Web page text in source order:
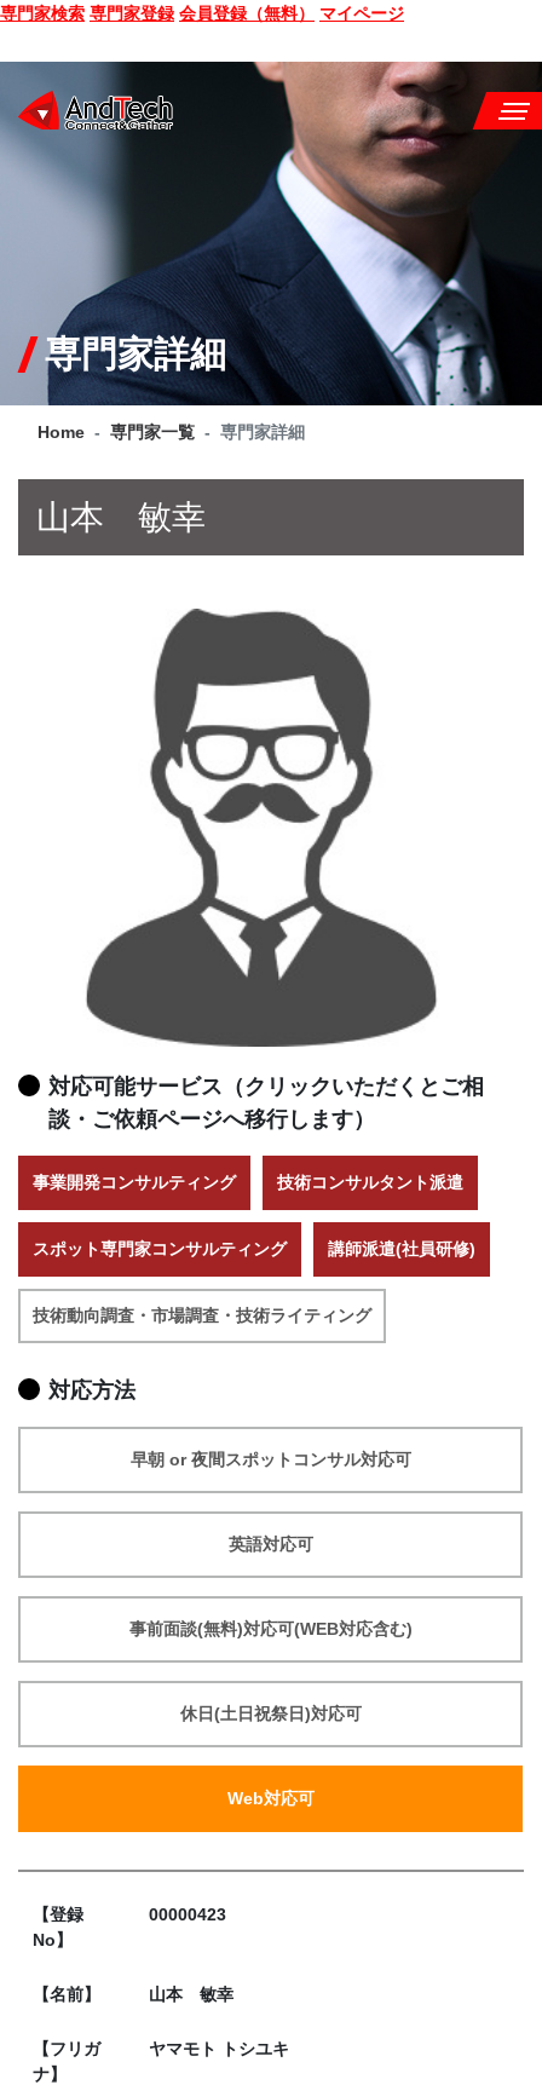
専門家検索 専門家登録 会員登録（無料） マイページ
CONSULTING
SERVICE
COMPANY
Q&A
専門家詳細
Home 専門家一覧 専門家詳細
山本 敏幸
対応可能サービス（クリックいただくとご相
談・ご依頼ページへ移行します）
事業開発コンサルティング 技術コンサルタント派遣
スポット専門家コンサルティング 講師派遣(社員研修)
技術動向調査・市場調査・技術ライティング
対応方法
早朝 or 夜間スポットコンサル対応可
英語対応可
事前面談(無料)対応可(WEB対応含む)
休日(土日祝祭日)対応可
Web対応可
【登録
No】
00000423
【名前】 山本 敏幸
【フリガ
ナ】
ヤマモト トシユキ